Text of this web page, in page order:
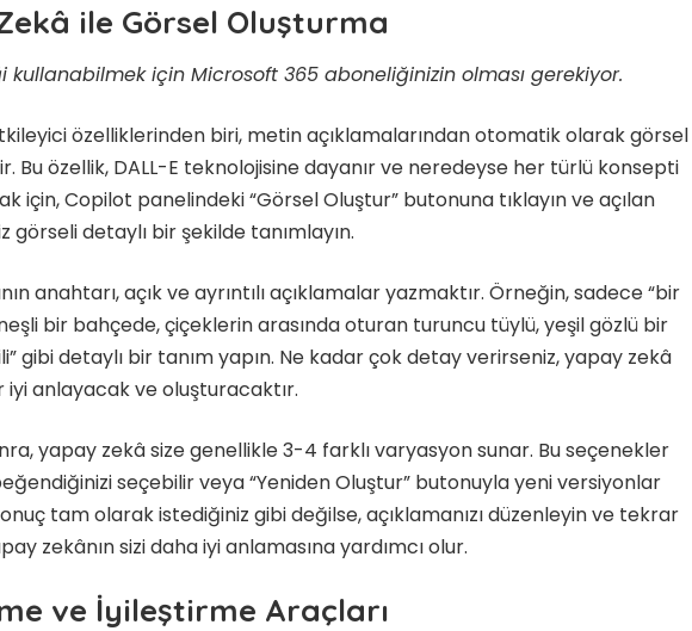
ile Görsel Oluşturma
kullanabilmek için Microsoft 365 aboneliğinizin olması gerekiyor.
özelliklerinden biri, metin açıklamalarından otomatik olarak görsel
Bu özellik, DALL-E teknolojisine dayanır ve neredeyse her türlü konsepti
için, Copilot panelindeki “Görsel Oluştur” butonuna tıklayın ve açılan
detaylı bir şekilde tanımlayın.
anahtarı, açık ve ayrıntılı açıklamalar yazmaktır. Örneğin, sadece “bir
bir bahçede, çiçeklerin arasında oturan turuncu tüylü, yeşil gözlü bir
gibi detaylı bir tanım yapın. Ne kadar çok detay verirseniz, yapay zekâ
anlayacak ve oluşturacaktır.
yapay zekâ size genellikle 3-4 farklı varyasyon sunar. Bu seçenekler
seçebilir veya “Yeniden Oluştur” butonuyla yeni versiyonlar
tam olarak istediğiniz gibi değilse, açıklamanızı düzenleyin ve tekrar
zekânın sizi daha iyi anlamasına yardımcı olur.
ve İyileştirme Araçları